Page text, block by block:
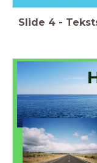
Slide 4 -